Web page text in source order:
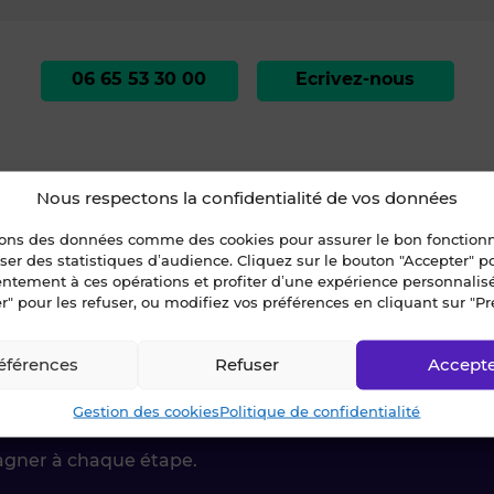
Nous respectons la confidentialité de vos données
des données comme des cookies pour assurer le bon
des statistiques d’audience. Cliquez sur le bouton "Accepter"
à ces opérations et profiter d’une expérience
pour les refuser, ou modifiez vos préférences en cliquant sur
Refuser
Gestion des cookiesPolitique de confidentialité
ET PÂTISSERIE - BORD DE MER VENDÉE (85) (#36354 -
06 65 53 30 00 Ecrivez-nous
nous !
à chaque étape.